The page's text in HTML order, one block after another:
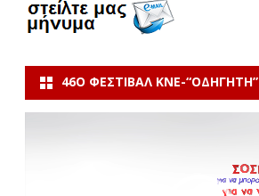
46Ο ΦΕΣΤΙΒΆΛ ΚΝΕ-“ΟΔΗΓΗΤΗ”
Πρόγραμμα